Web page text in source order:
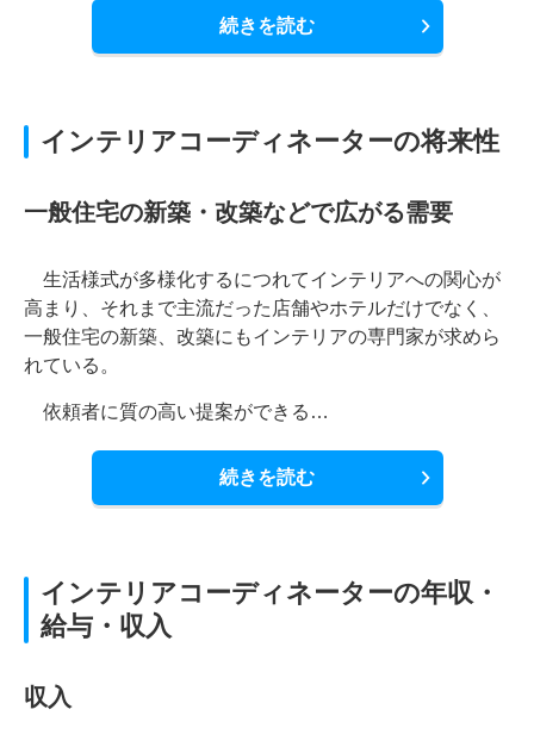
続きを読む
インテリアコーディネーターの将来性
一般住宅の新築・改築などで広がる需要
生活様式が多様化するにつれてインテリアへの関心が
高まり、それまで主流だった店舗やホテルだけでなく、
一般住宅の新築、改築にもインテリアの専門家が求めら
れている。
依頼者に質の高い提案ができる…
続きを読む
インテリアコーディネーターの年収・
給与・収入
収入